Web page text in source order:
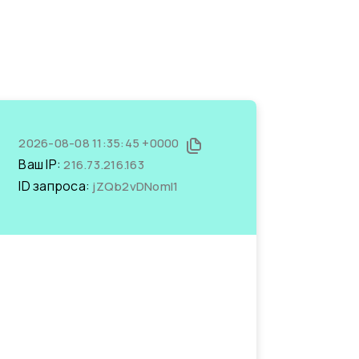
2026-08-08 11:35:45 +0000
Ваш IP:216.73.216.163
ID запроса: jZQb2vDNomI1